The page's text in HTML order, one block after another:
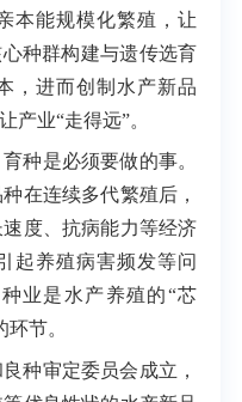
本能规模化繁殖，让
种群构建与遗传选育
，进而创制水产新品
产业“走得远”。
种是必须要做的事。
在连续多代繁殖后，
度、抗病能力等经济
起养殖病害频发等问
业是水产养殖的“芯
节。
种审定委员会成立，